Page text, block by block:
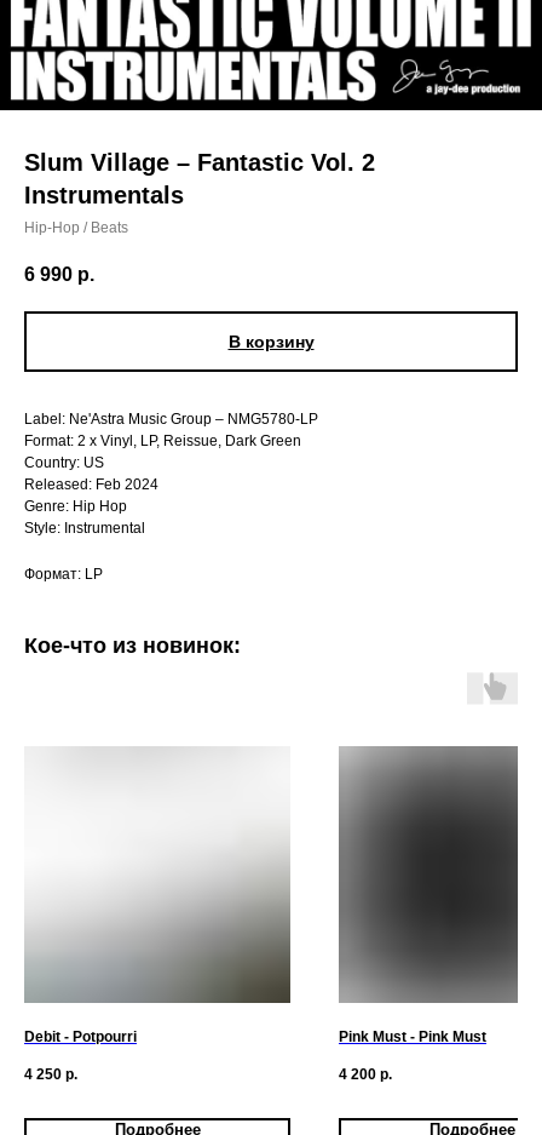
Slum Village – Fantastic Vol. 2
Instrumentals
Hip-Hop / Beats
6 990 р.
В корзину
Label: Ne'Astra Music Group – NMG5780-LP
Format: 2 x Vinyl, LP, Reissue, Dark Green
Country: US
Released: Feb 2024
Genre: Hip Hop
Style: Instrumental
Формат: LP
Кое-что из новинок:
Debit - Potpourri
4 250 р.
Подробнее
Pink Must - Pink Must
4 200 р.
Подробнее